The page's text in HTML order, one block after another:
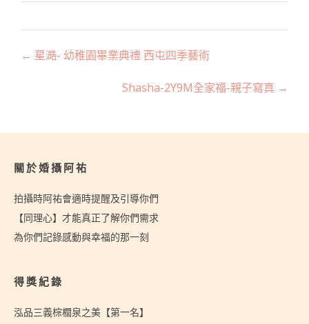
Posts
← 星澔- 幼稚園畢業典禮 西屯四季藝術
Shasha-2Y9M全家福-親子寫真 →
關於婚攝阿祐
拍攝時阿祐會適時提醒及引導你們
【同理心】才能真正了解你們需求
為你們記錄感動與幸福的那一刻
得獎紀錄
泓品三義棕櫚泉之美【第一名】